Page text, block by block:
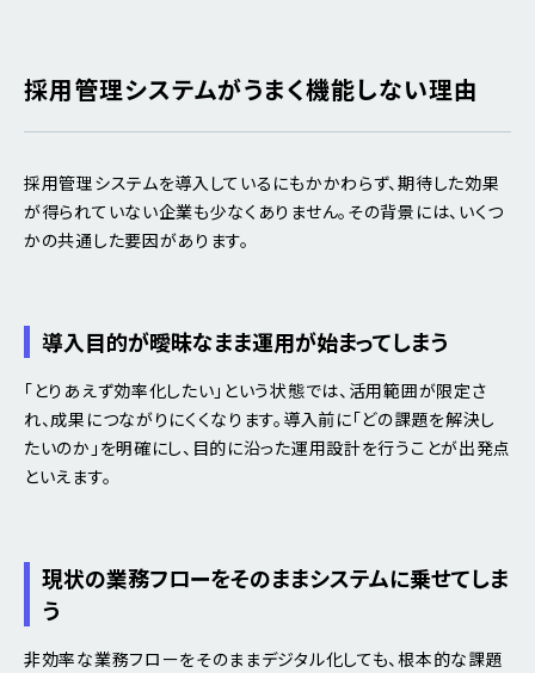
採用管理システムがうまく機能しない理由
採用管理システムを導入しているにもかかわらず、期待した効果
が得られていない企業も少なくありません。その背景には、いくつ
かの共通した要因があります。
導入目的が曖昧なまま運用が始まってしまう
「とりあえず効率化したい」という状態では、活用範囲が限定さ
れ、成果につながりにくくなります。導入前に「どの課題を解決し
たいのか」を明確にし、目的に沿った運用設計を行うことが出発点
といえます。
現状の業務フローをそのままシステムに乗せてしま
う
非効率な業務フローをそのままデジタル化しても、根本的な課題